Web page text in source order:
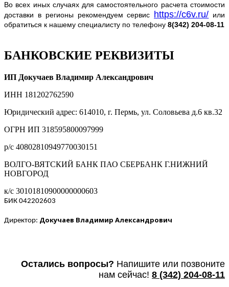
Во всех иных случаях для самостоятельного расчета стоимости
доставки в регионы рекомендуем сервис
https://c6v.ru/ или
обратиться к нашему специалисту по телефону 8(342) 204-08-11
БАНКОВСКИЕ РЕКВИЗИТЫ
ИП Докучаев Владимир Александрович
ИНН 181202762590
Юридический адрес: 614010, г. Пермь, ул. Соловьева д.6 кв.32
ОГРН ИП 318595800097999
р/с 40802810949770030151
ВОЛГО-ВЯТСКИЙ БАНК ПАО СБЕРБАНК Г.НИЖНИЙ
НОВГОРОД
к/с 30101810900000000603
БИК 042202603
Директор: Докучаев Владимир Александрович
Остались вопросы? Напишите или позвоните
нам сейчас! 8 (342) 204-08-11